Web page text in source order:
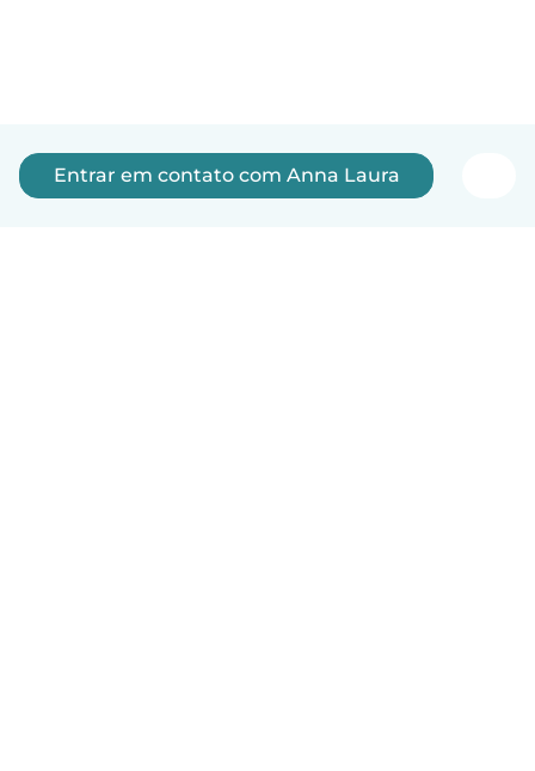
Entrar em contato com Anna Laura